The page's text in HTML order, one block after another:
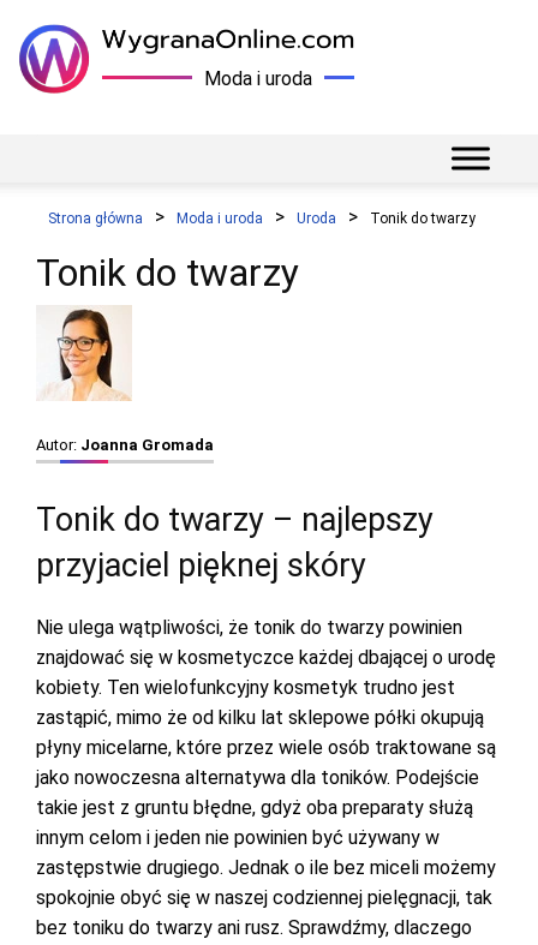
Moda i uroda
Strona główna Moda i uroda Uroda Tonik do twarzy
Tonik do twarzy
Autor: Joanna Gromada
Tonik do twarzy – najlepszy
przyjaciel pięknej skóry
Nie ulega wątpliwości, że tonik do twarzy powinien
znajdować się w kosmetyczce każdej dbającej o urodę
kobiety. Ten wielofunkcyjny kosmetyk trudno jest
zastąpić, mimo że od kilku lat sklepowe półki okupują
płyny micelarne, które przez wiele osób traktowane są
jako nowoczesna alternatywa dla toników. Podejście
takie jest z gruntu błędne, gdyż oba preparaty służą
innym celom i jeden nie powinien być używany w
zastępstwie drugiego. Jednak o ile bez miceli możemy
spokojnie obyć się w naszej codziennej pielęgnacji, tak
bez toniku do twarzy ani rusz. Sprawdźmy, dlaczego